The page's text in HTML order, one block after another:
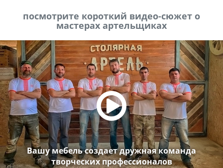
посмотрите короткий видео-сюжет о
мастерах артельщиках
Вашу мебель создает дружная команда
творческих профессионалов